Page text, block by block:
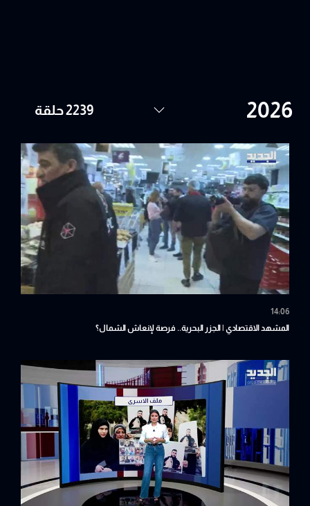
2239 حلقة
14:06
المشهد الاقتصادي | الجزر البحرية.. فرصة لإنعاش الشمال؟